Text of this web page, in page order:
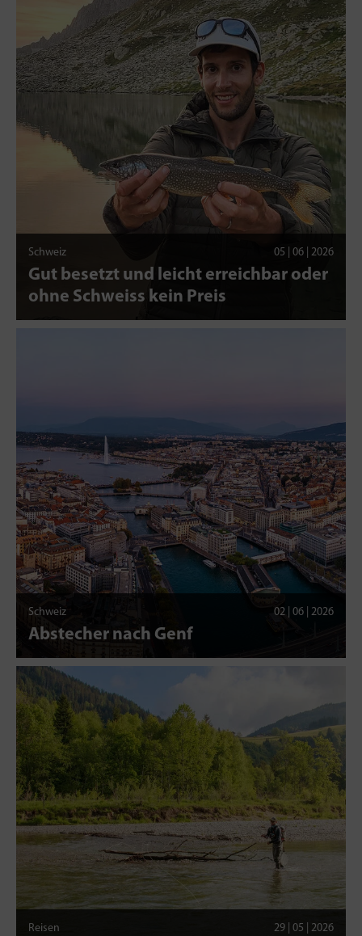
Schweiz 05 | 06 | 2026
Gut besetzt und leicht erreichbar oder
ohne Schweiss kein Preis
Schweiz 02 | 06 | 2026
Abstecher nach Genf
Reisen 29 | 05 | 2026